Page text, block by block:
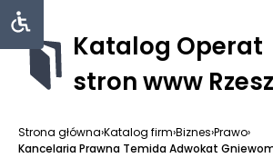
Katalog Operat
stron www
Strona główna›Katalog firm›Biznes›Prawo›
Kancelaria Prawna Temida Adwokat